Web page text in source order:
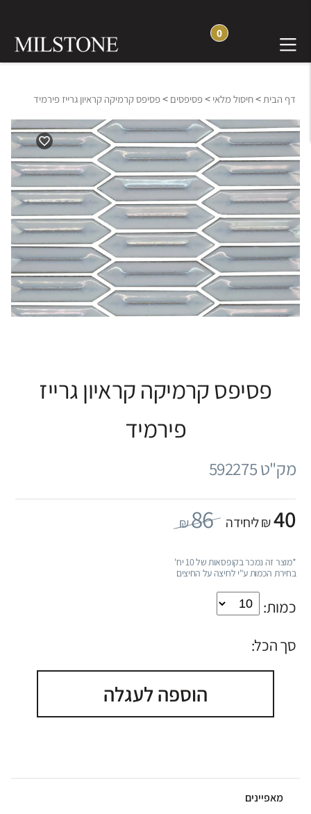
0
דף הבית>חיסול מלאי >פסיפסים >פסיפס קרמיקה קראיון גרייז פירמיד
פסיפס קרמיקה קראיון גרייז
פירמיד
מק"ט 592275
40₪ ליחידה 86
₪
*מוצר זה נמכר בקופסאות של 10 יח'
בחירת הכמות ע"י לחיצה על החיצים
כמות:
סך הכל:
הוספה לעגלה
מאפיינים